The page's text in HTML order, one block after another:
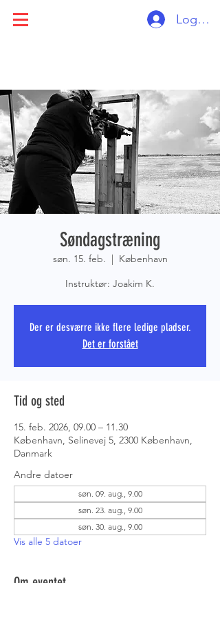
PRS
Log ind
Søndagstræning
søn. 15. feb.
  |
København
Der er desværre ikke flere ledige pladser.
Det er forstået
Tid og sted
15. feb. 2026, 09.00 – 11.30
København, Selinevej 5, 2300 København,
Danmark
Andre datoer
søn. 09. aug., 9.00
søn. 23. aug., 9.00
søn. 30. aug., 9.00
Vis alle 5 datoer
Om eventet